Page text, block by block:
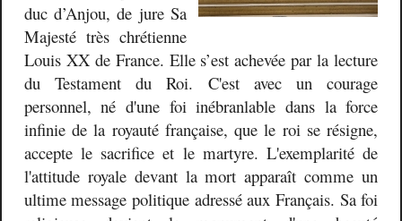
duc d’Anjou, de jure Sa
Majesté très chrétienne
Louis XX de France. Elle s’est achevée par la lecture
du Testament du Roi. C'est avec un courage
personnel, né d'une foi inébranlable dans la force
infinie de la royauté française, que le roi se résigne,
accepte le sacrifice et le martyre. L'exemplarité de
l'attitude royale devant la mort apparaît comme un
ultime message politique adressé aux Français. Sa foi